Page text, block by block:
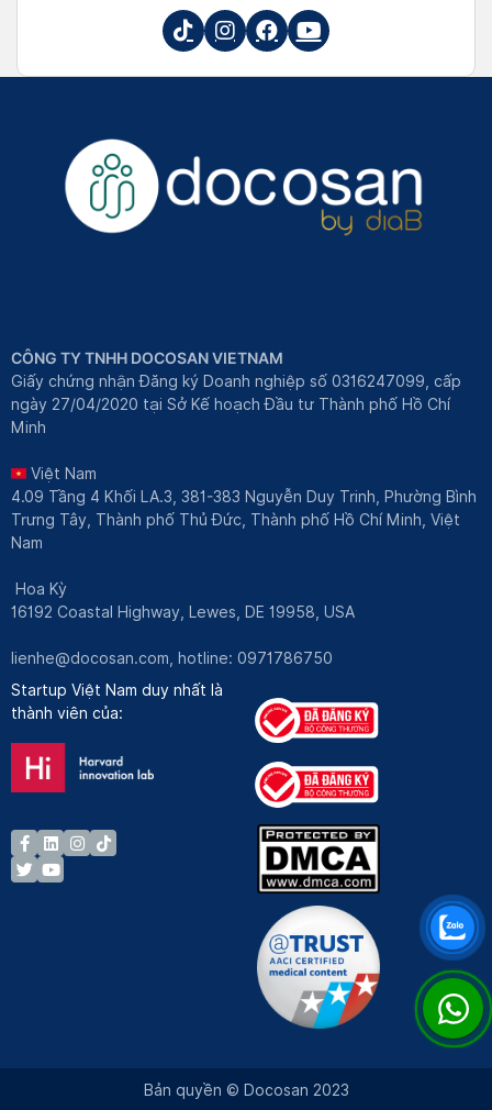
CÔNG TY TNHH DOCOSAN VIETNAM
Giấy chứng nhận Đăng ký Doanh nghiệp số 0316247099, cấp
ngày 27/04/2020 tại Sở Kế hoạch Đầu tư Thành phố Hồ Chí
Minh
Việt Nam
4.09 Tầng 4 Khối LA.3, 381-383 Nguyễn Duy Trinh, Phường Bình
Trưng Tây, Thành phố Thủ Đức, Thành phố Hồ Chí Minh, Việt
Nam
Hoa Kỳ
16192 Coastal Highway, Lewes, DE 19958, USA
lienhe@docosan.com , hotline: 0971786750
Startup Việt Nam duy nhất là
thành viên của:
Bản quyền © Docosan 2023